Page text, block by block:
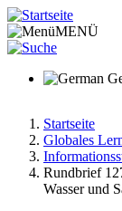
Direkt
zum
Inhalt
MENÜ
Startseite
Globales
Rundbrief
Wasser und